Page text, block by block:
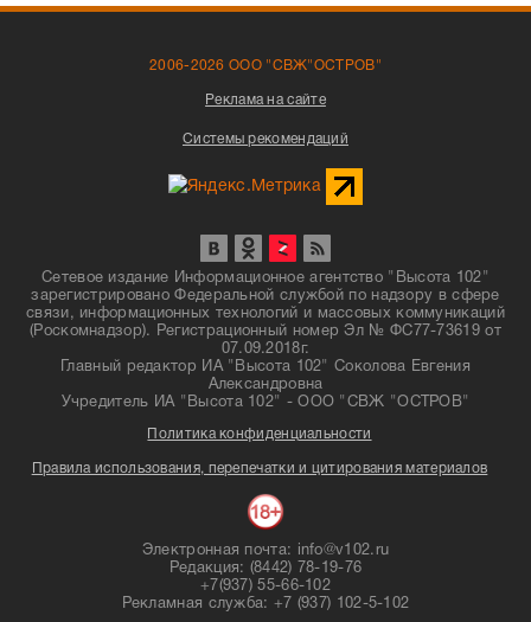
2006-2026 ООО "СВЖ"ОСТРОВ"
Реклама на сайте
Системы рекомендаций
Сетевое издание Информационное агентство "Высота 102"
зарегистрировано Федеральной службой по надзору в сфере
связи, информационных технологий и массовых коммуникаций
(Роскомнадзор). Регистрационный номер Эл № ФС77-73619 от
07.09.2018г.
Главный редактор ИА "Высота 102" Соколова Евгения
Александровна
Учредитель ИА "Высота 102" - ООО "СВЖ "ОСТРОВ"
Политика конфиденциальности
Правила использования, перепечатки и цитирования материалов
Электронная почта: info@v102.ru
Редакция: (8442) 78-19-76
+7(937) 55-66-102
Рекламная служба: +7 (937) 102-5-102